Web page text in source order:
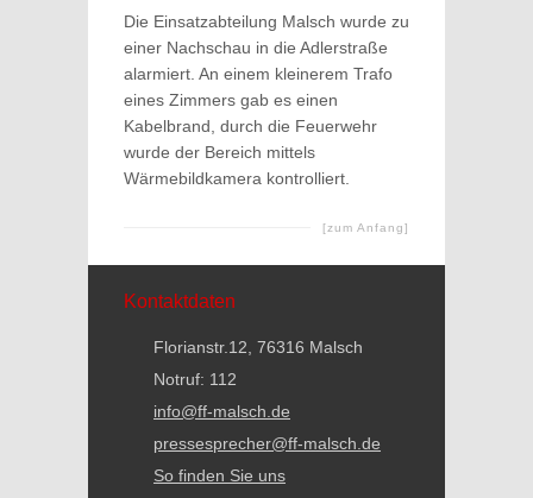
Die Einsatzabteilung Malsch wurde zu
einer Nachschau in die Adlerstraße
alarmiert. An einem kleinerem Trafo
eines Zimmers gab es einen
Kabelbrand, durch die Feuerwehr
wurde der Bereich mittels
Wärmebildkamera kontrolliert.
[zum Anfang]
Kontaktdaten
Florianstr.12, 76316 Malsch
Notruf: 112
info@ff-malsch.de
pressesprecher@ff-malsch.de
So finden Sie uns